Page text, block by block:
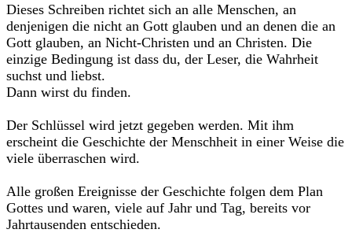
Dieses Schreiben richtet sich an alle Menschen, an
denjenigen die nicht an Gott glauben und an denen die an
Gott glauben, an Nicht-Christen und an Christen. Die
einzige Bedingung ist dass du, der Leser, die Wahrheit
suchst und liebst.
Dann wirst du finden.
Der Schlüssel wird jetzt gegeben werden. Mit ihm
erscheint die Geschichte der Menschheit in einer Weise die
viele überraschen wird.
Alle großen Ereignisse der Geschichte folgen dem Plan
Gottes und waren, viele auf Jahr und Tag, bereits vor
Jahrtausenden entschieden.